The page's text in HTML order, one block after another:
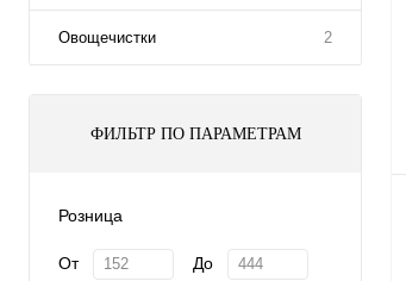
Овощечистки 2
ФИЛЬТР ПО ПАРАМЕТРАМ
Розница
От До